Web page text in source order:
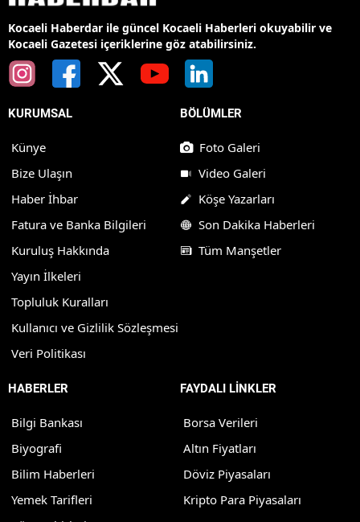
Kocaeli Haberdar ile güncel Kocaeli Haberleri okuyabilir ve
Kocaeli Gazetesi içeriklerine göz atabilirsiniz.
KURUMSAL
Künye
Bize Ulaşın
Haber İhbar
Fatura ve Banka Bilgileri
Kuruluş Hakkında
Yayın İlkeleri
Topluluk Kuralları
Kullanıcı ve Gizlilik Sözleşmesi
Veri Politikası
BÖLÜMLER
Foto Galeri
Video Galeri
Köşe Yazarları
Son Dakika Haberleri
Tüm Manşetler
HABERLER
Bilgi Bankası
Biyografi
Bilim Haberleri
Yemek Tarifleri
FAYDALI LİNKLER
Borsa Verileri
Altın Fiyatları
Döviz Piyasaları
Kripto Para Piyasaları